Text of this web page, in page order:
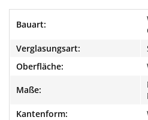
Bauart:
Verglasungsart:
Oberfläche:
Maße:
Kantenform: